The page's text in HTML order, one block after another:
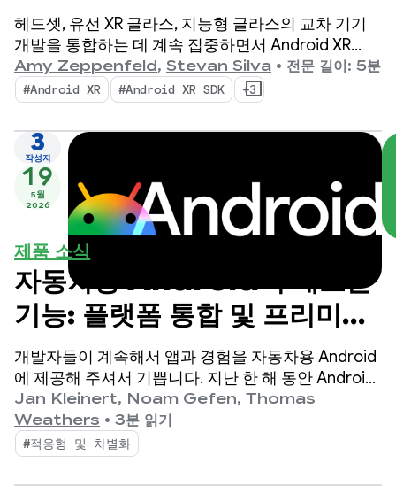
헤드셋, 유선 XR 글라스, 지능형 글라스의 교차 기기
개발을 통합하는 데 계속 집중하면서 Android XR
SDK의 개발자 프리뷰 4를 출시하게 되어 기쁩니다.
Amy Zeppenfeld, Stevan Silva • 전문 길이: 5분
#Android XR #Android XR SDK +3
3
작성자
19
5월
2026
제품 소식
자동차용 Android의 새로운
기능: 플랫폼 통합 및 프리미엄
환경 지원
개발자들이 계속해서 앱과 경험을 자동차용 Android
에 제공해 주셔서 기쁩니다. 지난 한 해 동안 Android
Auto 및 Google 내장 자동차의 앱 생태계에서 강력
한 성장과 상승세가 지속되었습니다.
Jan Kleinert, Noam Gefen, Thomas
Weathers • 3분 읽기
#적응형 및 차별화